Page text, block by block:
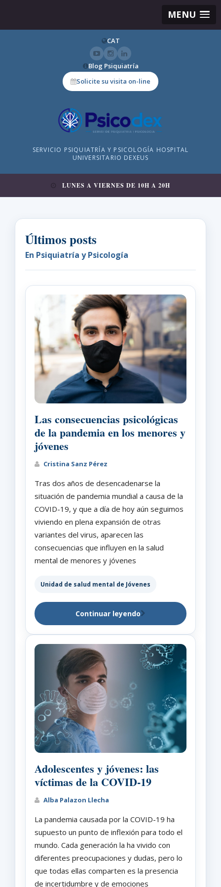
MENU
CAT
Blog Psiquiatría
Solicite su visita on-line
SERVICIO PSIQUIATRÍA Y PSICOLOGÍA HOSPITAL
UNIVERSITARIO DEXEUS
LUNES A VIERNES DE 10H A 20H
Últimos posts
En Psiquiatría y Psicología
Las consecuencias psicológicas
de la pandemia en los menores y
jóvenes
Cristina Sanz Pérez
Tras dos años de desencadenarse la
situación de pandemia mundial a causa de la
COVID-19, y que a día de hoy aún seguimos
viviendo en plena expansión de otras
variantes del virus, aparecen las
consecuencias que influyen en la salud
mental de menores y jóvenes
Unidad de salud mental de Jóvenes
Continuar leyendo
Adolescentes y jóvenes: las
víctimas de la COVID-19
Alba Palazon Llecha
La pandemia causada por la COVID-19 ha
supuesto un punto de inflexión para todo el
mundo. Cada generación la ha vivido con
diferentes preocupaciones y dudas, pero lo
que todas ellas comparten es la presencia
de incertidumbre y de emociones